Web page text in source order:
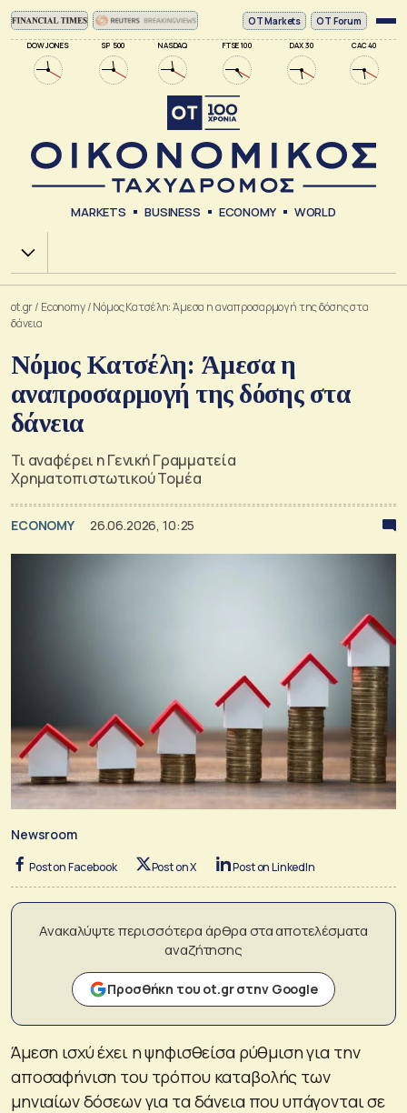
DOW JONES SP 500 NASDAQ FTSE 100 DAX 30 CAC 40
ΟΤ Markets OT Forum
MARKETS BUSINESS ECONOMY WORLD
Χ.Α.
ot.gr/ Economy/Νόμος Κατσέλη: Άμεσα η αναπροσαρμογή της δόσης στα
δάνεια
Νόμος Κατσέλη: Άμεσα η
αναπροσαρμογή της δόσης στα
δάνεια
Τι αναφέρει η Γενική Γραμματεία
Χρηματοπιστωτικού Τομέα
ECONOMY 26.06.2026, 10:25
Newsroom
Post on Facebook Post on X Post on LinkedIn
Ανακαλύψτε περισσότερα άρθρα στα αποτελέσματα
αναζήτησης
Προσθήκη του ot.gr στην Google
Άμεση ισχύ έχει η ψηφισθείσα ρύθμιση για την
αποσαφήνιση του τρόπου καταβολής των
μηνιαίων δόσεων για τα δάνεια που υπάγονται σε